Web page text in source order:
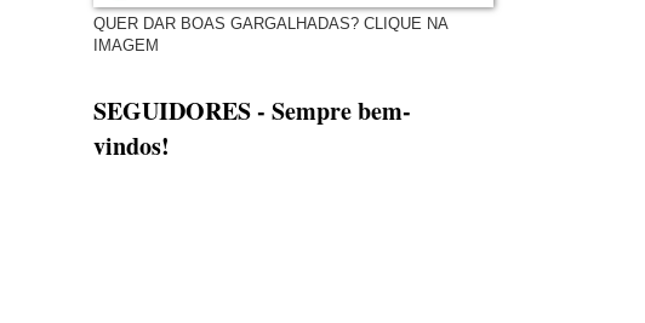
QUER DAR BOAS GARGALHADAS? CLIQUE NA
IMAGEM
SEGUIDORES - Sempre bem-
vindos!